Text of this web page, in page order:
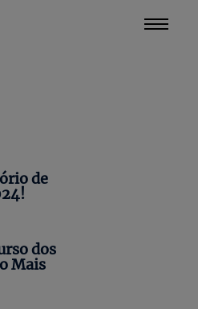
de
dos
Mais